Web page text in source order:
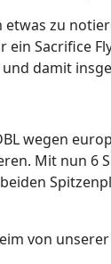
zu
Sacrifice
damit
wegen
Mit nun 6
von